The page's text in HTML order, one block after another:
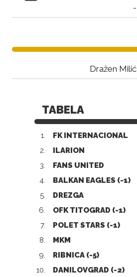
-
Dražen Milić
TABELA
1. FK INTERNACIONAL
2.
ILARION
3.
FANS UNITED
4.
BALKAN EAGLES (-1)
5.
DREZGA
6.
OFK TITOGRAD (-1)
7.
POLET STARS (-1)
8.
MKM
9.
RIBNICA (-5)
10.
DANILOVGRAD (-2)